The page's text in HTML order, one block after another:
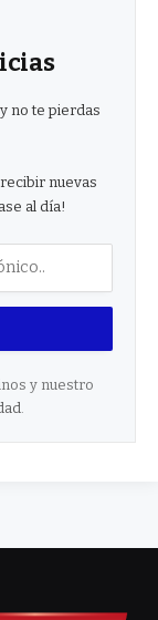
no te pierdas
nuevas
al día!
y nuestro